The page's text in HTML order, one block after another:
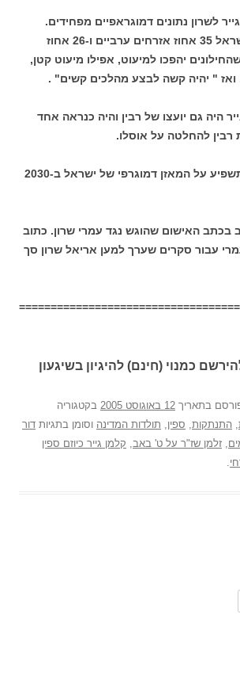
לשרון נתונים דמוגראפיים מפחידים.
בשנת 2030 יהיו בישראל 35 אחוז אזרחים ערביים ו-26 אחוז
יהפכו למיעוט, אפילו מיעוט קטן,
" יהיה קשה לבצע מהלכים קשים" .
היה גם יועצו של רבין והיה כנראה אחד
להחלטה על אוסלו.
מדוע עקירה מעזה תשפיע על המאזן דמוגרפי של ישראל ב-2030
בכתב האישום שהוגש נגד עמרי שרון. כתוב
עבור סקרים שערך למען אריאל שרון סך
כמנוי (חינם) להיגיון בשיגעון
בתאריך 12 באוגוסט 2005
בקטגוריה
התנתקות ספין תולדות המדינה וסומן בתגיות דור
זלמן שז"ר על ט' באב קלמן גייר כיוזם ספין